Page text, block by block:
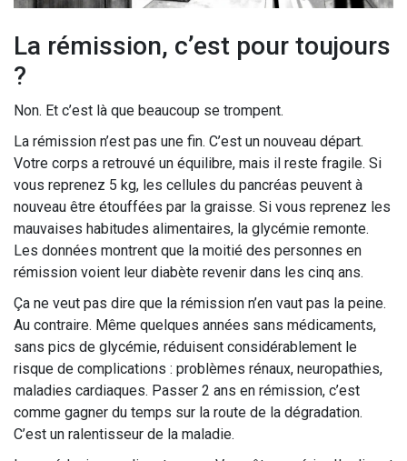
La rémission, c’est pour toujours
?
Non. Et c’est là que beaucoup se trompent.
La rémission n’est pas une fin. C’est un nouveau départ.
Votre corps a retrouvé un équilibre, mais il reste fragile. Si
vous reprenez 5 kg, les cellules du pancréas peuvent à
nouveau être étouffées par la graisse. Si vous reprenez les
mauvaises habitudes alimentaires, la glycémie remonte.
Les données montrent que la moitié des personnes en
rémission voient leur diabète revenir dans les cinq ans.
Ça ne veut pas dire que la rémission n’en vaut pas la peine.
Au contraire. Même quelques années sans médicaments,
sans pics de glycémie, réduisent considérablement le
risque de complications : problèmes rénaux, neuropathies,
maladies cardiaques. Passer 2 ans en rémission, c’est
comme gagner du temps sur la route de la dégradation.
C’est un ralentisseur de la maladie.